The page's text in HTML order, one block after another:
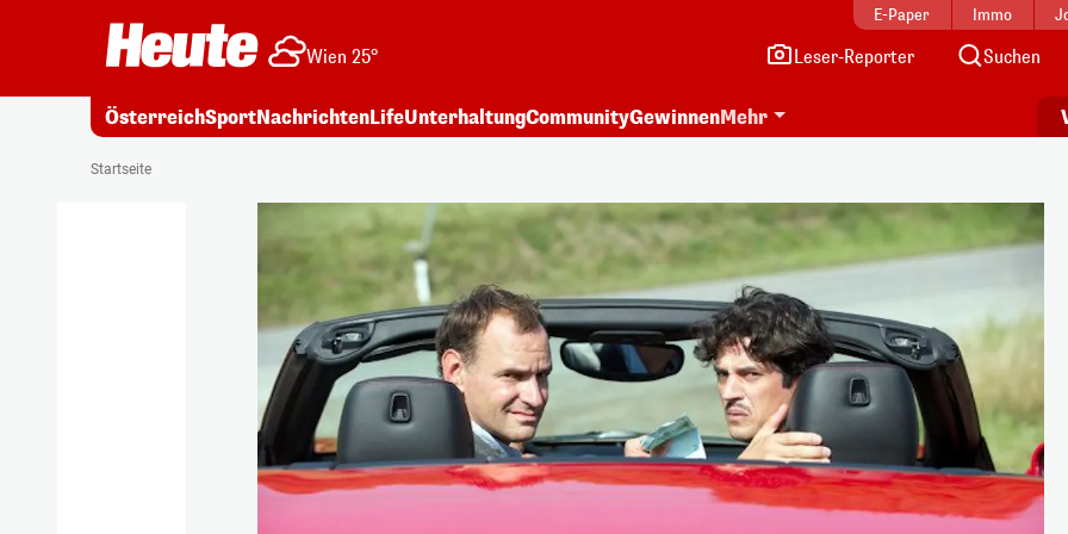
E-Paper Immo
Wien 25° Leser-Reporter Suchen
ÖsterreichSportNachrichtenLifeUnterhaltungCommunityGewinnenMehr
Startseite